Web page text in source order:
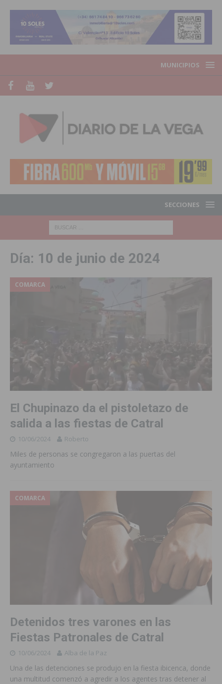
MUNICIPIOS
SECCIONES
Día: 10 de junio de 2024
COMARCA
El Chupinazo da el pistoletazo de
salida a las fiestas de Catral
10/06/2024 Roberto
Miles de personas se congregaron a las puertas del
ayuntamiento
COMARCA
Detenidos tres varones en las
Fiestas Patronales de Catral
10/06/2024 Alba de la Paz
Una de las detenciones se produjo en la fiesta ibicenca, donde
una multitud comenzó a agredir a los agentes tras detener al